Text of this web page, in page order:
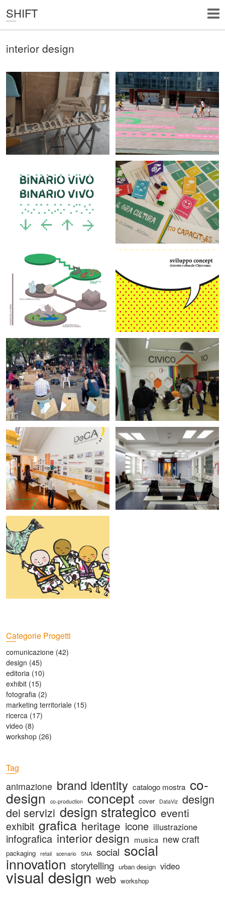
SHIFT
interior design
Categorie Progetti
comunicazione (42)
design (45)
editoria (10)
exhibit (15)
fotografia (2)
marketing territoriale (15)
ricerca (17)
video (8)
workshop (26)
Tag
animazione brand identity catalogo mostra co-
design co-production concept cover DataViz design
dei servizi design strategico eventi
exhibit grafica heritage icone illustrazione
infografica interior design musica new craft
packaging retail scenario SNA social social
innovation storytelling urban design video
visual design web workshop